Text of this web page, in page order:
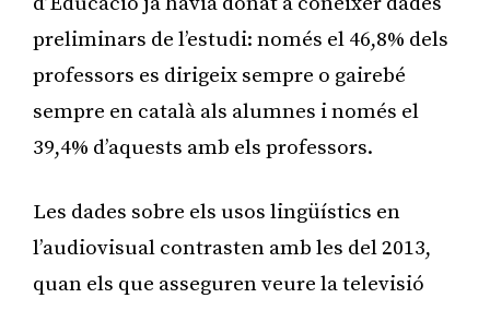
preliminars de l’estudi: només el 46,8% dels
professors es dirigeix sempre o gairebé
sempre en català als alumnes i només el
39,4% d’aquests amb els professors.
Les dades sobre els usos lingüístics en
l’audiovisual contrasten amb les del 2013,
quan els que asseguren veure la televisió